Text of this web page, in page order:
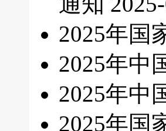
2025年国
2025年中
2025年中
2025年国